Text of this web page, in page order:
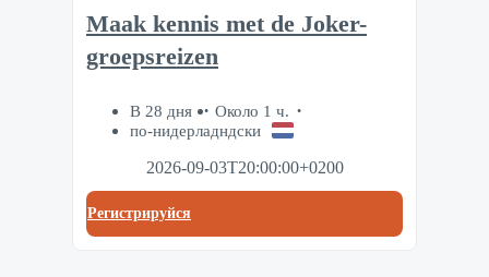
Maak kennis met de Joker-
groepsreizen
В 28 дня
Около 1 ч.
по-нидерладндски
2026-09-03T20:00:00+0200
Регистрируйся